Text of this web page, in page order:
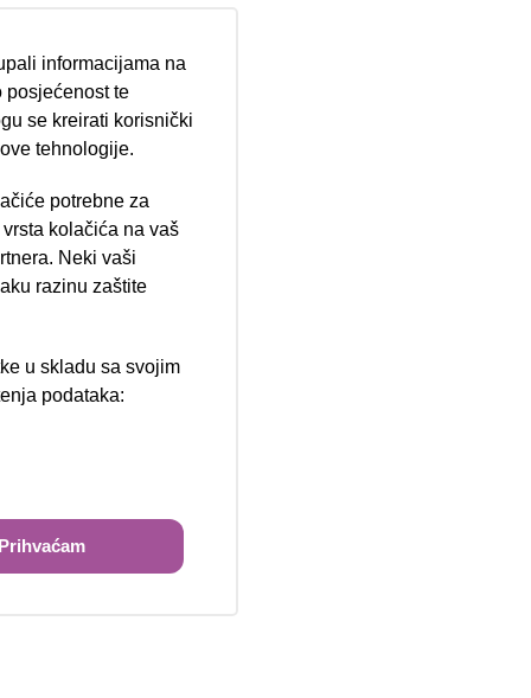
102, Resnik
informacijama na
posjećenost te
se kreirati korisnički
tehnologije.
potrebne za
kolačića na vaš
Neki vaši
razinu zaštite
u skladu sa svojim
podataka: